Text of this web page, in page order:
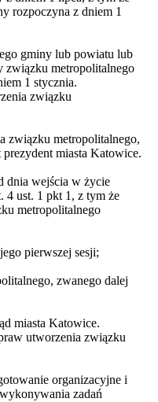
rozpoczyna z dniem 1
gminy lub powiatu lub
związku metropolitalnego
1 stycznia.
związku
związku metropolitalnego,
miasta Katowice.
dnia wejścia w życie
4 ust. 1 pkt 1, z tym że
metropolitalnego
pierwszej sesji;
zwanego dalej
miasta Katowice.
utworzenia związku
organizacyjne i
zadań